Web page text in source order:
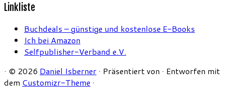
Linkliste
Buchdeals – günstige und kostenlose E-Books
Ich bei Amazon
Selfpublisher-Verband e.V.
· © 2026 Daniel Isberner · Präsentiert von · Entworfen mit
dem Customizr-Theme ·